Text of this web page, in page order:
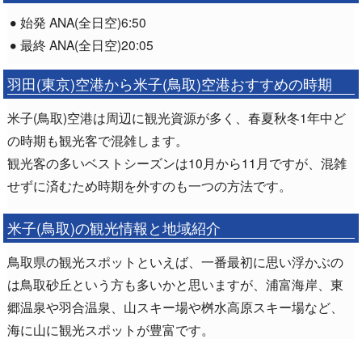
始発 ANA(全日空)6:50
最終 ANA(全日空)20:05
羽田(東京)空港から米子(鳥取)空港おすすめの時期
米子(鳥取)空港は周辺に観光資源が多く、春夏秋冬1年中ど
の時期も観光客で混雑します。
観光客の多いベストシーズンは10月から11月ですが、混雑
せずに済むため時期を外すのも一つの方法です。
米子(鳥取)の観光情報と地域紹介
鳥取県の観光スポットといえば、一番最初に思い浮かぶの
は鳥取砂丘という方も多いかと思いますが、浦富海岸、東
郷温泉や羽合温泉、山スキー場や桝水高原スキー場など、
海に山に観光スポットが豊富です。